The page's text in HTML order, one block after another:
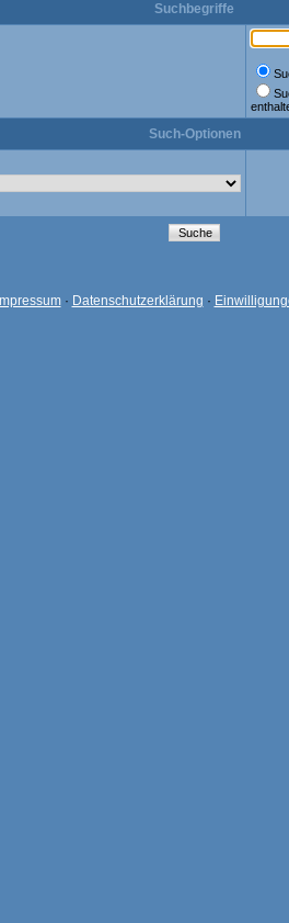
Suchbegriffe
Such-Optionen
Impressum· Datenschutzerklärung ·